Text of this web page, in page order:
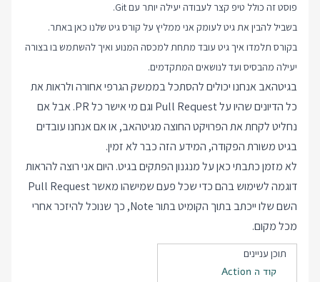
פוסט זה כולל טיפ קצר לעבודה יעילה יותר עם Git.
בשביל להבין את גיט לעומק אני ממליץ על קורס גיט שלנו כאן באתר.
בקורס תלמדו איך גיט עובד מתחת למכסה המנוע ואיך להשתמש בו בצורה
יעילה מהבסיס ועד לנושאים המתקדמים.
בגיטהאב אנחנו יכולים להסתכל בממשק הגרפי אחורה ולראות את
כל הדיונים שהיו על Pull Request וגם מי אישר כל PR. אבל אם
נחליט לקחת את הפרויקט החוצה מגיטהאב, או אם אנחנו עובדים
בגיט משורת הפקודה, המידע הזה כבר לא זמין.
לא מזמן כתבתי כאן על מנגנוןהפתקים בגיט. היום אני רוצה להראות
דוגמה לשימוש בהם כדי שכל פעם שמישהו מאשר Pull Request
השם שלו ייכתב בתוך הקומיט בתור Note, כך שנוכל להיזכר אחרי
מכל מקום.
תוכן עניינים
קוד ה Action